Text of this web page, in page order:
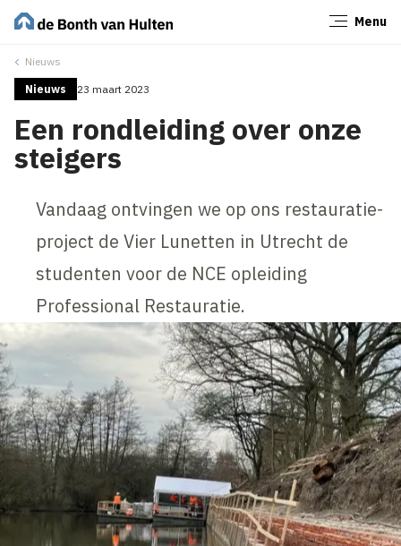
Menu
Nieuws
Nieuws 23 maart 2023
Een rondleiding over onze
steigers
Vandaag ontvingen we op ons restauratie-
project de Vier Lunetten in Utrecht de
studenten voor de NCE opleiding
Professional Restauratie.
Sluiten